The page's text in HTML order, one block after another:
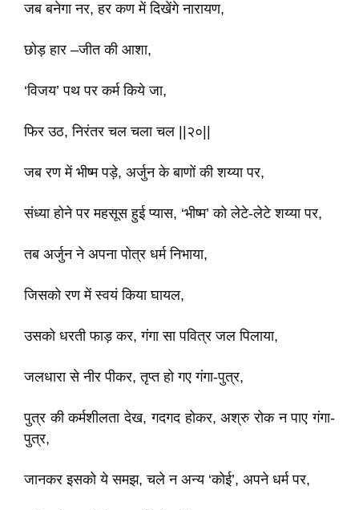
जब बनेगा नर, हर कण में दिखेंगे नारायण,
छोड़ हार –जीत की आशा,
‘विजय’ पथ पर कर्म किये जा,
फिर उठ, निरंतर चल चला चल ||२०||
जब रण में भीष्म पड़े, अर्जुन के बाणों की शय्या पर,
संध्या होने पर महसूस हुई प्यास, ‘भीष्म’ को लेटे-लेटे शय्या पर,
तब अर्जुन ने अपना पोत्र धर्म निभाया,
जिसको रण में स्वयं किया घायल,
उसको धरती फाड़ कर, गंगा सा पवित्र जल पिलाया,
जलधारा से नीर पीकर, तृप्त हो गए गंगा-पुत्र,
पुत्र की कर्मशीलता देख, गदगद होकर, अश्रु रोक न पाए गंगा-
पुत्र,
जानकर इसको ये समझ, चले न अन्य ‘कोई’, अपने धर्म पर,